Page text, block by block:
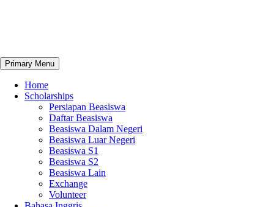
Primary Menu
Home
Scholarships
Persiapan Beasiswa
Daftar Beasiswa
Beasiswa Dalam Negeri
Beasiswa Luar Negeri
Beasiswa S1
Beasiswa S2
Beasiswa Lain
Exchange
Volunteer